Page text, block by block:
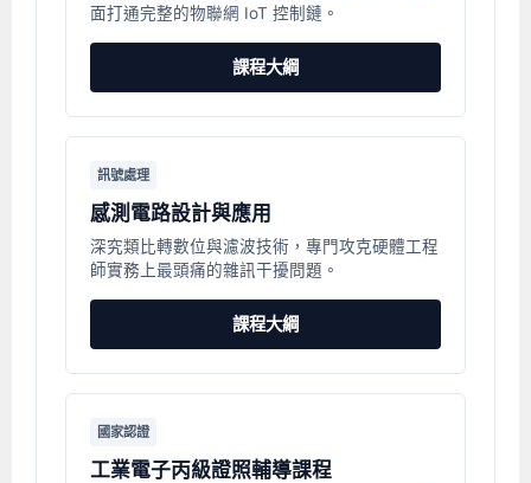
面打通完整的物聯網 IoT 控制鏈。
課程大綱
訊號處理
感測電路設計與應用
深究類比轉數位與濾波技術，專門攻克硬體工程
師實務上最頭痛的雜訊干擾問題。
課程大綱
國家認證
工業電子丙級證照輔導課程